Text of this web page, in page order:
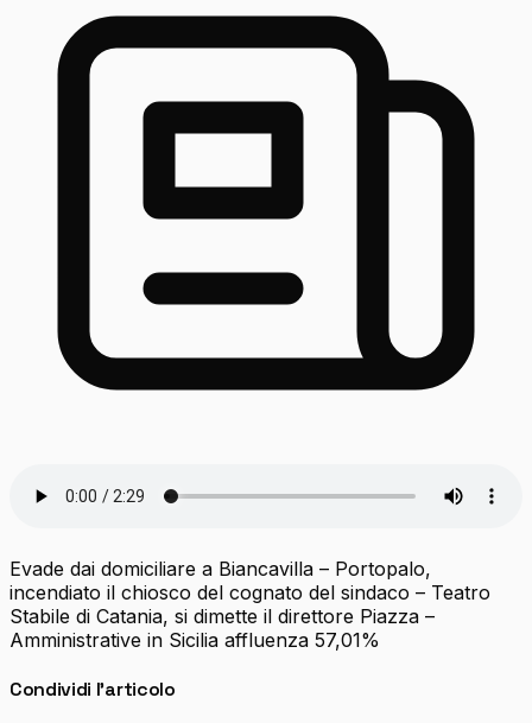
Evade dai domiciliare a Biancavilla – Portopalo,
incendiato il chiosco del cognato del sindaco – Teatro
Stabile di Catania, si dimette il direttore Piazza –
Amministrative in Sicilia affluenza 57,01%
Condividi l'articolo